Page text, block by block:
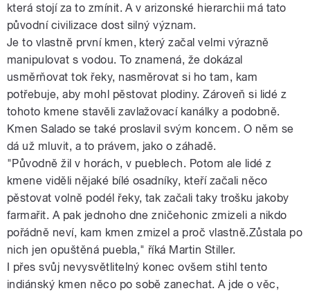
která stojí za to zmínit. A v arizonské hierarchii má tato
původní civilizace dost silný význam.
Je to vlastně první kmen, který začal velmi výrazně
manipulovat s vodou. To znamená, že dokázal
usměrňovat tok řeky, nasměrovat si ho tam, kam
potřebuje, aby mohl pěstovat plodiny. Zároveň si lidé z
tohoto kmene stavěli zavlažovací kanálky a podobně.
Kmen Salado se také proslavil svým koncem. O něm se
dá už mluvit, a to právem, jako o záhadě.
"Původně žil v horách, v pueblech. Potom ale lidé z
kmene viděli nějaké bílé osadníky, kteří začali něco
pěstovat volně podél řeky, tak začali taky trošku jakoby
farmařit. A pak jednoho dne zničehonic zmizeli a nikdo
pořádně neví, kam kmen zmizel a proč vlastně.Zůstala po
nich jen opuštěná puebla," říká Martin Stiller.
I přes svůj nevysvětlitelný konec ovšem stihl tento
indiánský kmen něco po sobě zanechat. A jde o věc,